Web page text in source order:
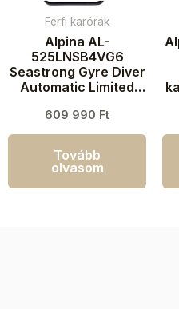
Férfi karórák
Alpina AL-
525LNSB4VG6
Seastrong Gyre Diver
Automatic Limited
44mm 30ATM
609 990 Ft
Tovább
olvasom